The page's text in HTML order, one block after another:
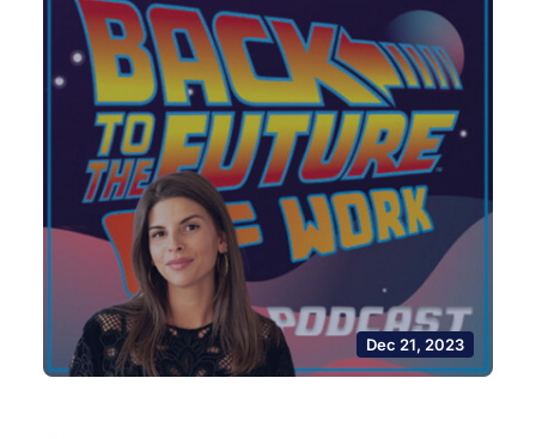
Dec 21, 2023